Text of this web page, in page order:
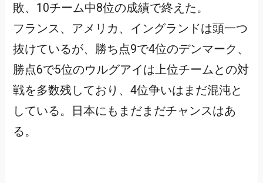
敗、10チーム中8位の成績で終えた。
フランス、アメリカ、イングランドは頭一つ
抜けているが、勝ち点9で4位のデンマーク、
勝点6で5位のウルグアイは上位チームとの対
戦を多数残しており、4位争いはまだ混沌と
している。日本にもまだまだチャンスはあ
る。